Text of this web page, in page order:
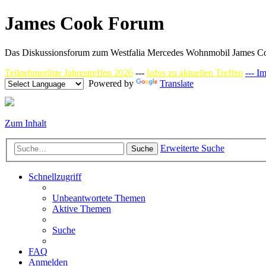
James Cook Forum
Das Diskussionsforum zum Westfalia Mercedes Wohnmobil James
Teilnehmerliste Jahrestreffen 2026 --- Infos zu aktuellen Treffen ---
Powered by
Translate
Zum Inhalt
Suche Erweiterte Suche
Schnellzugriff
Unbeantwortete Themen
Aktive Themen
Suche
FAQ
Anmelden